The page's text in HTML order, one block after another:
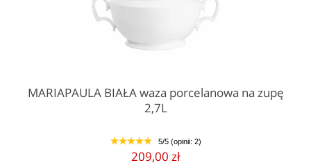
MARIAPAULA BIAŁA waza porcelanowa na zupę
2,7L
1 2 3 4 5 5/5 (opinii: 2)
209,00 zł